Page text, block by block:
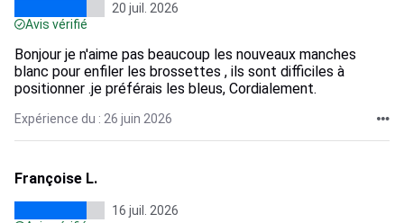
20 juil. 2026
Avis vérifié
Bonjour je n'aime pas beaucoup les nouveaux manches
blanc pour enfiler les brossettes , ils sont difficiles à
positionner .je préférais les bleus, Cordialement.
Expérience du : 26 juin 2026
Françoise L.
16 juil. 2026